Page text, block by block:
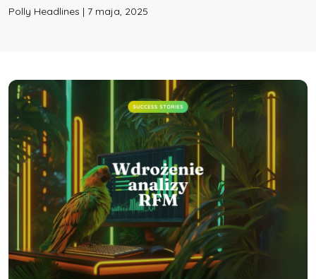
Polly Headlines | 7 maja, 2025